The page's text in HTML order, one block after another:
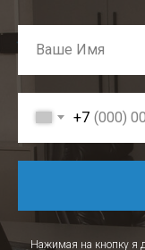
+7
Нажимая на кнопку я